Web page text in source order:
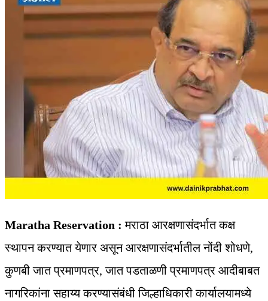
Maratha Reservation : मराठा आरक्षणासंदर्भात कक्ष
स्थापन करण्यात येणार असून आरक्षणासंदर्भातील नोंदी शोधणे,
कुणबी जात प्रमाणपत्र, जात पडताळणी प्रमाणपत्र आदीबाबत
नागरिकांना सहाय्य करण्यासंबंधी जिल्हाधिकारी कार्यालयामध्ये